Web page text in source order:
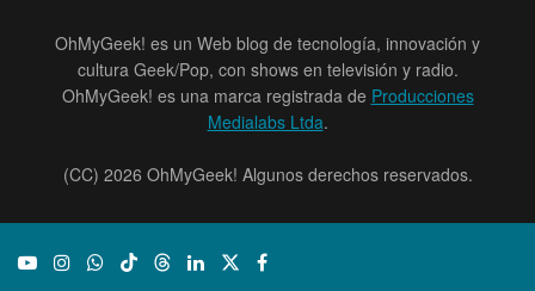
OhMyGeek! es un Web blog de tecnología, innovación y
cultura Geek/Pop, con shows en televisión y radio.
OhMyGeek! es una marca registrada de Producciones
Medialabs Ltda.
(CC) 2026 OhMyGeek! Algunos derechos reservados.